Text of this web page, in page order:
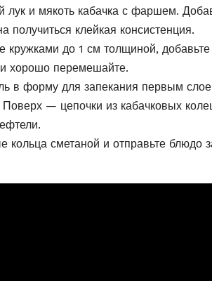
и мякоть кабачка с фаршем.
получиться клейкая консистенция.
кружками до 1 см толщиной,
хорошо перемешайте.
в форму для запекания первым
Поверх — цепочки из кабачковых
кольца сметаной и отправьте блюдо